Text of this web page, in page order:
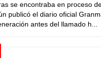
se encontraba en proceso
publicó el diario oficial
antes del llamado h...